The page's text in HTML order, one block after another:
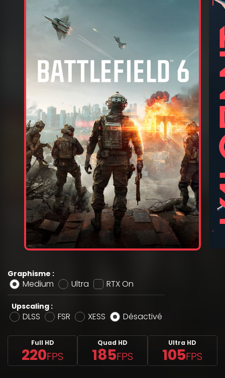
Graphisme :
Medium Ultra RTX On
Upscaling :
DLSS FSR XESS Désactivé
Full HD
220FPS
Quad HD
185FPS
Ultra HD
105FPS